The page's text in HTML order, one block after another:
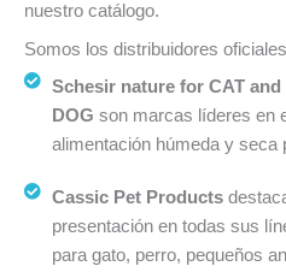
nuestro catálogo.
Somos los distribuidores
Schesir nature for CAT and
DOG son marcas líderes en
alimentación húmeda y seca
Cassic Pet Products
presentación en todas sus
para gato, perro, pequeños